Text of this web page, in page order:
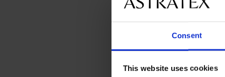
Consent
This website uses cookies
Φανελάκι εσώρουχο
20,99 €